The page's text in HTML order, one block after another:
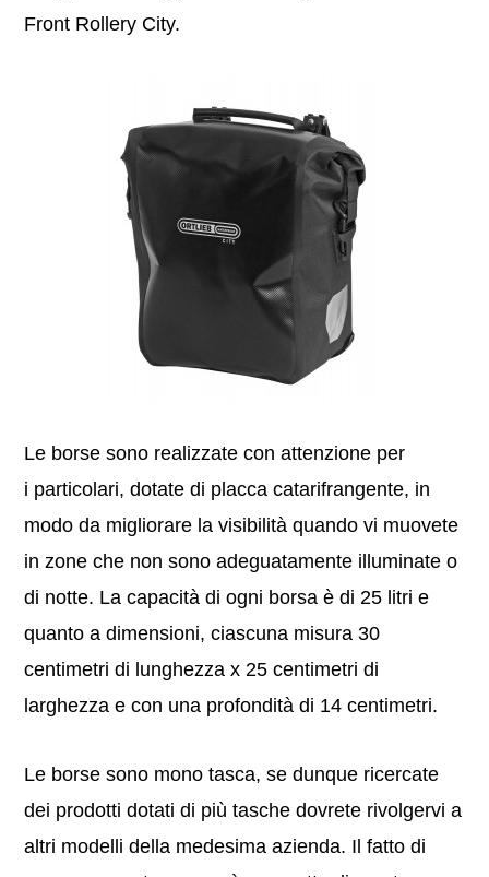
Front Rollery City.
Le borse sono realizzate con attenzione per
i particolari, dotate di placca catarifrangente, in
modo da migliorare la visibilità quando vi muovete
in zone che non sono adeguatamente illuminate o
di notte. La capacità di ogni borsa è di 25 litri e
quanto a dimensioni, ciascuna misura 30
centimetri di lunghezza x 25 centimetri di
larghezza e con una profondità di 14 centimetri.
Le borse sono mono tasca, se dunque ricercate
dei prodotti dotati di più tasche dovrete rivolgervi a
altri modelli della medesima azienda. Il fatto di